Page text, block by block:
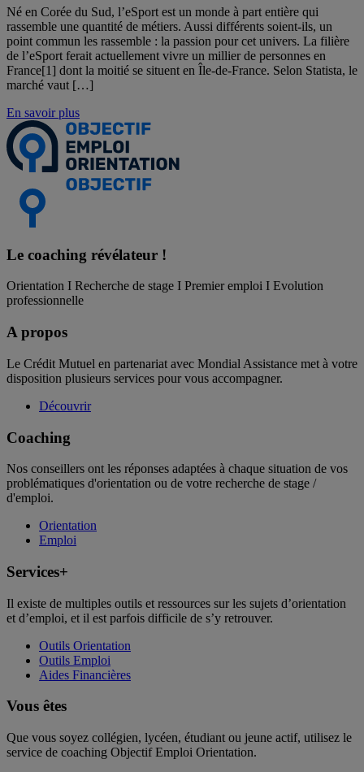
Né en Corée du Sud, l’eSport est un monde à part entière qui
rassemble une quantité de métiers. Aussi différents soient-ils, un
point commun les rassemble : la passion pour cet univers. La filière
de l’eSport ferait actuellement vivre un millier de personnes en
France[1] dont la moitié se situent en Île-de-France. Selon Statista, le
marché vaut […]
En savoir plus
Le coaching révélateur !
Orientation I Recherche de stage I Premier emploi I Evolution
professionnelle
A propos
Le Crédit Mutuel en partenariat avec Mondial Assistance met à votre
disposition plusieurs services pour vous accompagner.
Découvrir
Coaching
Nos conseillers ont les réponses adaptées à chaque situation de vos
problématiques d'orientation ou de votre recherche de stage /
d'emploi.
Orientation
Emploi
Services+
Il existe de multiples outils et ressources sur les sujets d’orientation
et d’emploi, et il est parfois difficile de s’y retrouver.
Outils Orientation
Outils Emploi
Aides Financières
Vous êtes
Que vous soyez collégien, lycéen, étudiant ou jeune actif, utilisez le
service de coaching Objectif Emploi Orientation.